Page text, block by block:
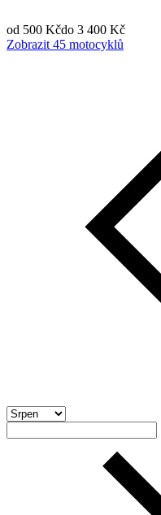
od 500 Kčdo 3 400 Kč
Zobrazit 45 motocyklů